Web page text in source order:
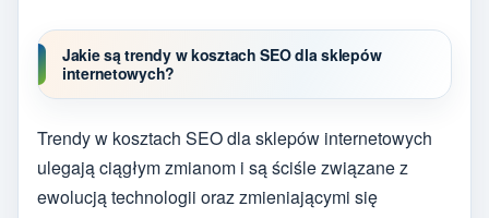
Jakie są trendy w kosztach SEO dla sklepów
internetowych?
Trendy w kosztach SEO dla sklepów internetowych
ulegają ciągłym zmianom i są ściśle związane z
ewolucją technologii oraz zmieniającymi się